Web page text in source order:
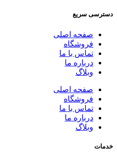
دسترسی سریع
صفحه اصلی
فروشگاه
تماس با ما
درباره ما
وبلاگ
صفحه اصلی
فروشگاه
تماس با ما
درباره ما
وبلاگ
خدمات